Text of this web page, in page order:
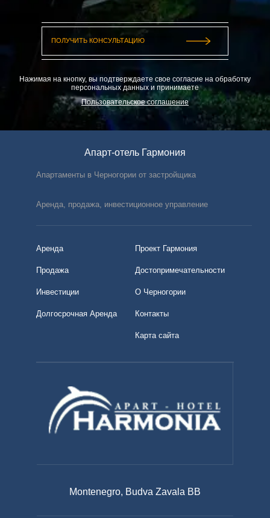
Нажимая на кнопку, вы подтверждаете свое согласие на обработку
персональных данных и принимаете
Пользовательское соглашение
Апарт-отель Гармония
Апартаменты в Черногории от застройщика
Аренда, продажа, инвестиционное управление
Аренда
Продажа
Инвестиции
Долгосрочная Аренда
Проект Гармония
Достопримечательности
О Черногории
Контакты
Карта сайта
Montenegro, Budva Zavala BB